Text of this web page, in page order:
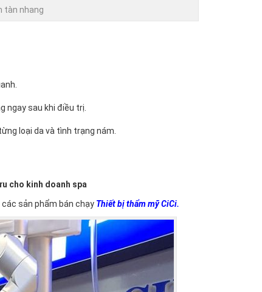
tàn nhang
ngay sau khi điều trị.
loại da và tình trạng nám.
cho kinh doanh spa
sản phẩm bán chạy Thiết bị thẩm mỹ CiCi.